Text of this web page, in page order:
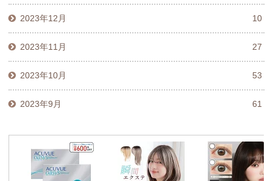
2023年12月 10
2023年11月 27
2023年10月 53
2023年9月 61